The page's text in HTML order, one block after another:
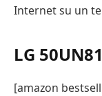
Internet su un
LG
[amazon